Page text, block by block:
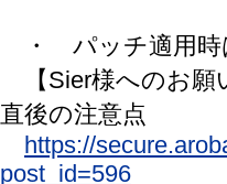
・ パッチ適用時
【Sier様へのお願
直後の注意点
https://
post_id=596